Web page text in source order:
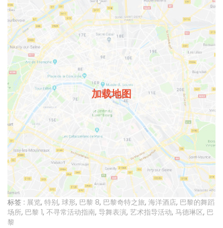
加载地图
标签 : 展览, 特别, 球形, 巴黎 8, 巴黎奇特之旅, 海洋酒店, 巴黎的舞蹈
场所, 巴黎 1, 不寻常活动指南, 导舞表演, 艺术指导活动, 马德琳区, 巴
黎